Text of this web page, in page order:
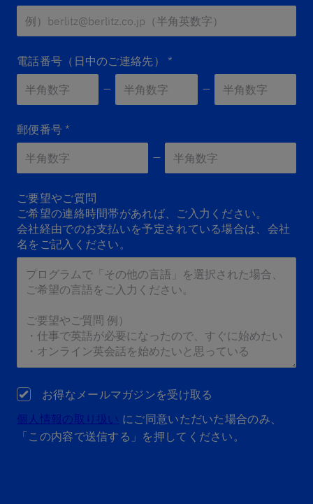
電話番号（日中のご連絡先） *
郵便番号 *
ご要望やご質問
ご希望の連絡時間帯があれば、ご入力ください。
会社経由でのお支払いを予定されている場合は、会社
名をご記入ください。
お得なメールマガジンを受け取る
個人情報の取り扱い にご同意いただいた場合のみ、
「この内容で送信する」を押してください。